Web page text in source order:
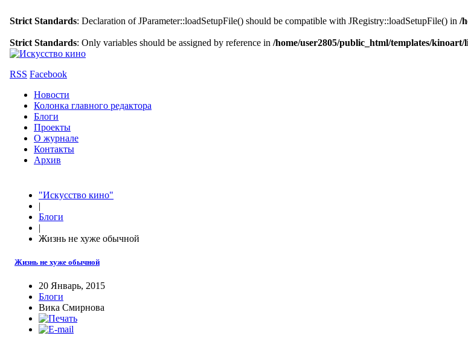
Strict Standards: Declaration of JParameter::loadSetupFile() should be compatible with JRegistry::loadSetupFile() in /
Strict Standards: Only variables should be assigned by reference in /home/user2805/public_html/templates/
RSS Facebook
Новости
Колонка главного редактора
Блоги
Проекты
О журнале
Контакты
Архив
"Искусство кино"
|
Блоги
|
Жизнь не хуже обычной
Жизнь не хуже обычной
20 Январь, 2015
Блоги
Вика Смирнова